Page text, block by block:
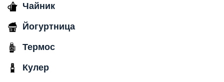
Чайник
Йогуртница
Термос
Кулер